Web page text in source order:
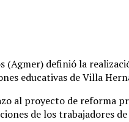
(Agmer) definió la
educativas de Villa
al proyecto de reforma
de los trabajadores